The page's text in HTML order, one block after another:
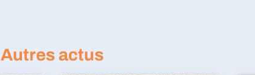
Autres actus